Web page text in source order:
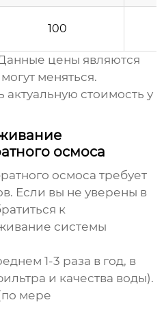
100
цены являются
меняться.
актуальную стоимость у
осмоса
осмоса требует
Если вы не уверены в
к
системы
1-3 раза в год, в
и качества воды).
мере